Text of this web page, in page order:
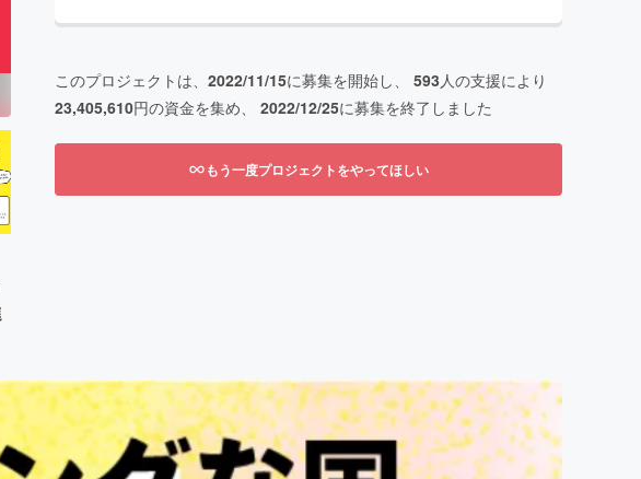
このプロジェクトは、 2022/11/15に募集を開始し、 593人の支援により
23,405,610円の資金を集め、 2022/12/25に募集を終了しました
もう一度プロジェクトをやってほしい